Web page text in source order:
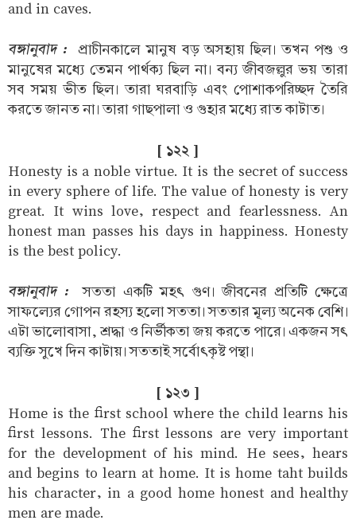
and in caves.
বঙ্গানুবাদ : প্রাচীনকালে মানুষ বড় অসহায় ছিল। তখন পশু ও
মানুষের মধ্যে তেমন পার্থক্য ছিল না। বন্য জীবজল্লুর ভয় তারা
সব সময় ভীত ছিল। তারা ঘরবাড়ি এবং পোশাকপরিচ্ছদ তৈরি
করতে জানত না। তারা গাছপালা ও গুহার মধ্যে রাত কাটাত।
[ ১২২ ]
Honesty is a noble virtue. It is the secret of success
in every sphere of life. The value of honesty is very
great. It wins love, respect and fearlessness. An
honest man passes his days in happiness. Honesty
is the best policy.
বঙ্গানুবাদ :
সততা একটি মহৎ গুণ। জীবনের প্রতিটি ক্ষেত্রে
সাফল্যের গোপন রহস্য হলো সততা। সততার মূল্য অনেক বেশি।
এটা ভালোবাসা, শ্রদ্ধা ও নির্ভীকতা জয় করতে পারে। একজন সৎ
ব্যক্তি সুখে দিন কাটায়। সততাই সর্বোৎকৃষ্ট পন্থা।
[ ১২৩ ]
Home is the first school where the child learns his
first lessons. The first lessons are very important
for the development of his mind. He sees, hears
and begins to learn at home. It is home taht builds
his character, in a good home honest and healthy
men are made.